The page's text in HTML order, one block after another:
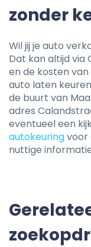
zonder
Wil jij je auto
Dat kan altijd via
en de kosten
auto laten
de buurt van
adres
eventueel een
autokeuringvoor
nuttige